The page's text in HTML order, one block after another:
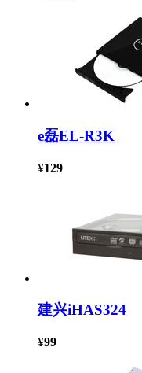
e磊EL-R3K
¥129
建兴iHAS324
¥99